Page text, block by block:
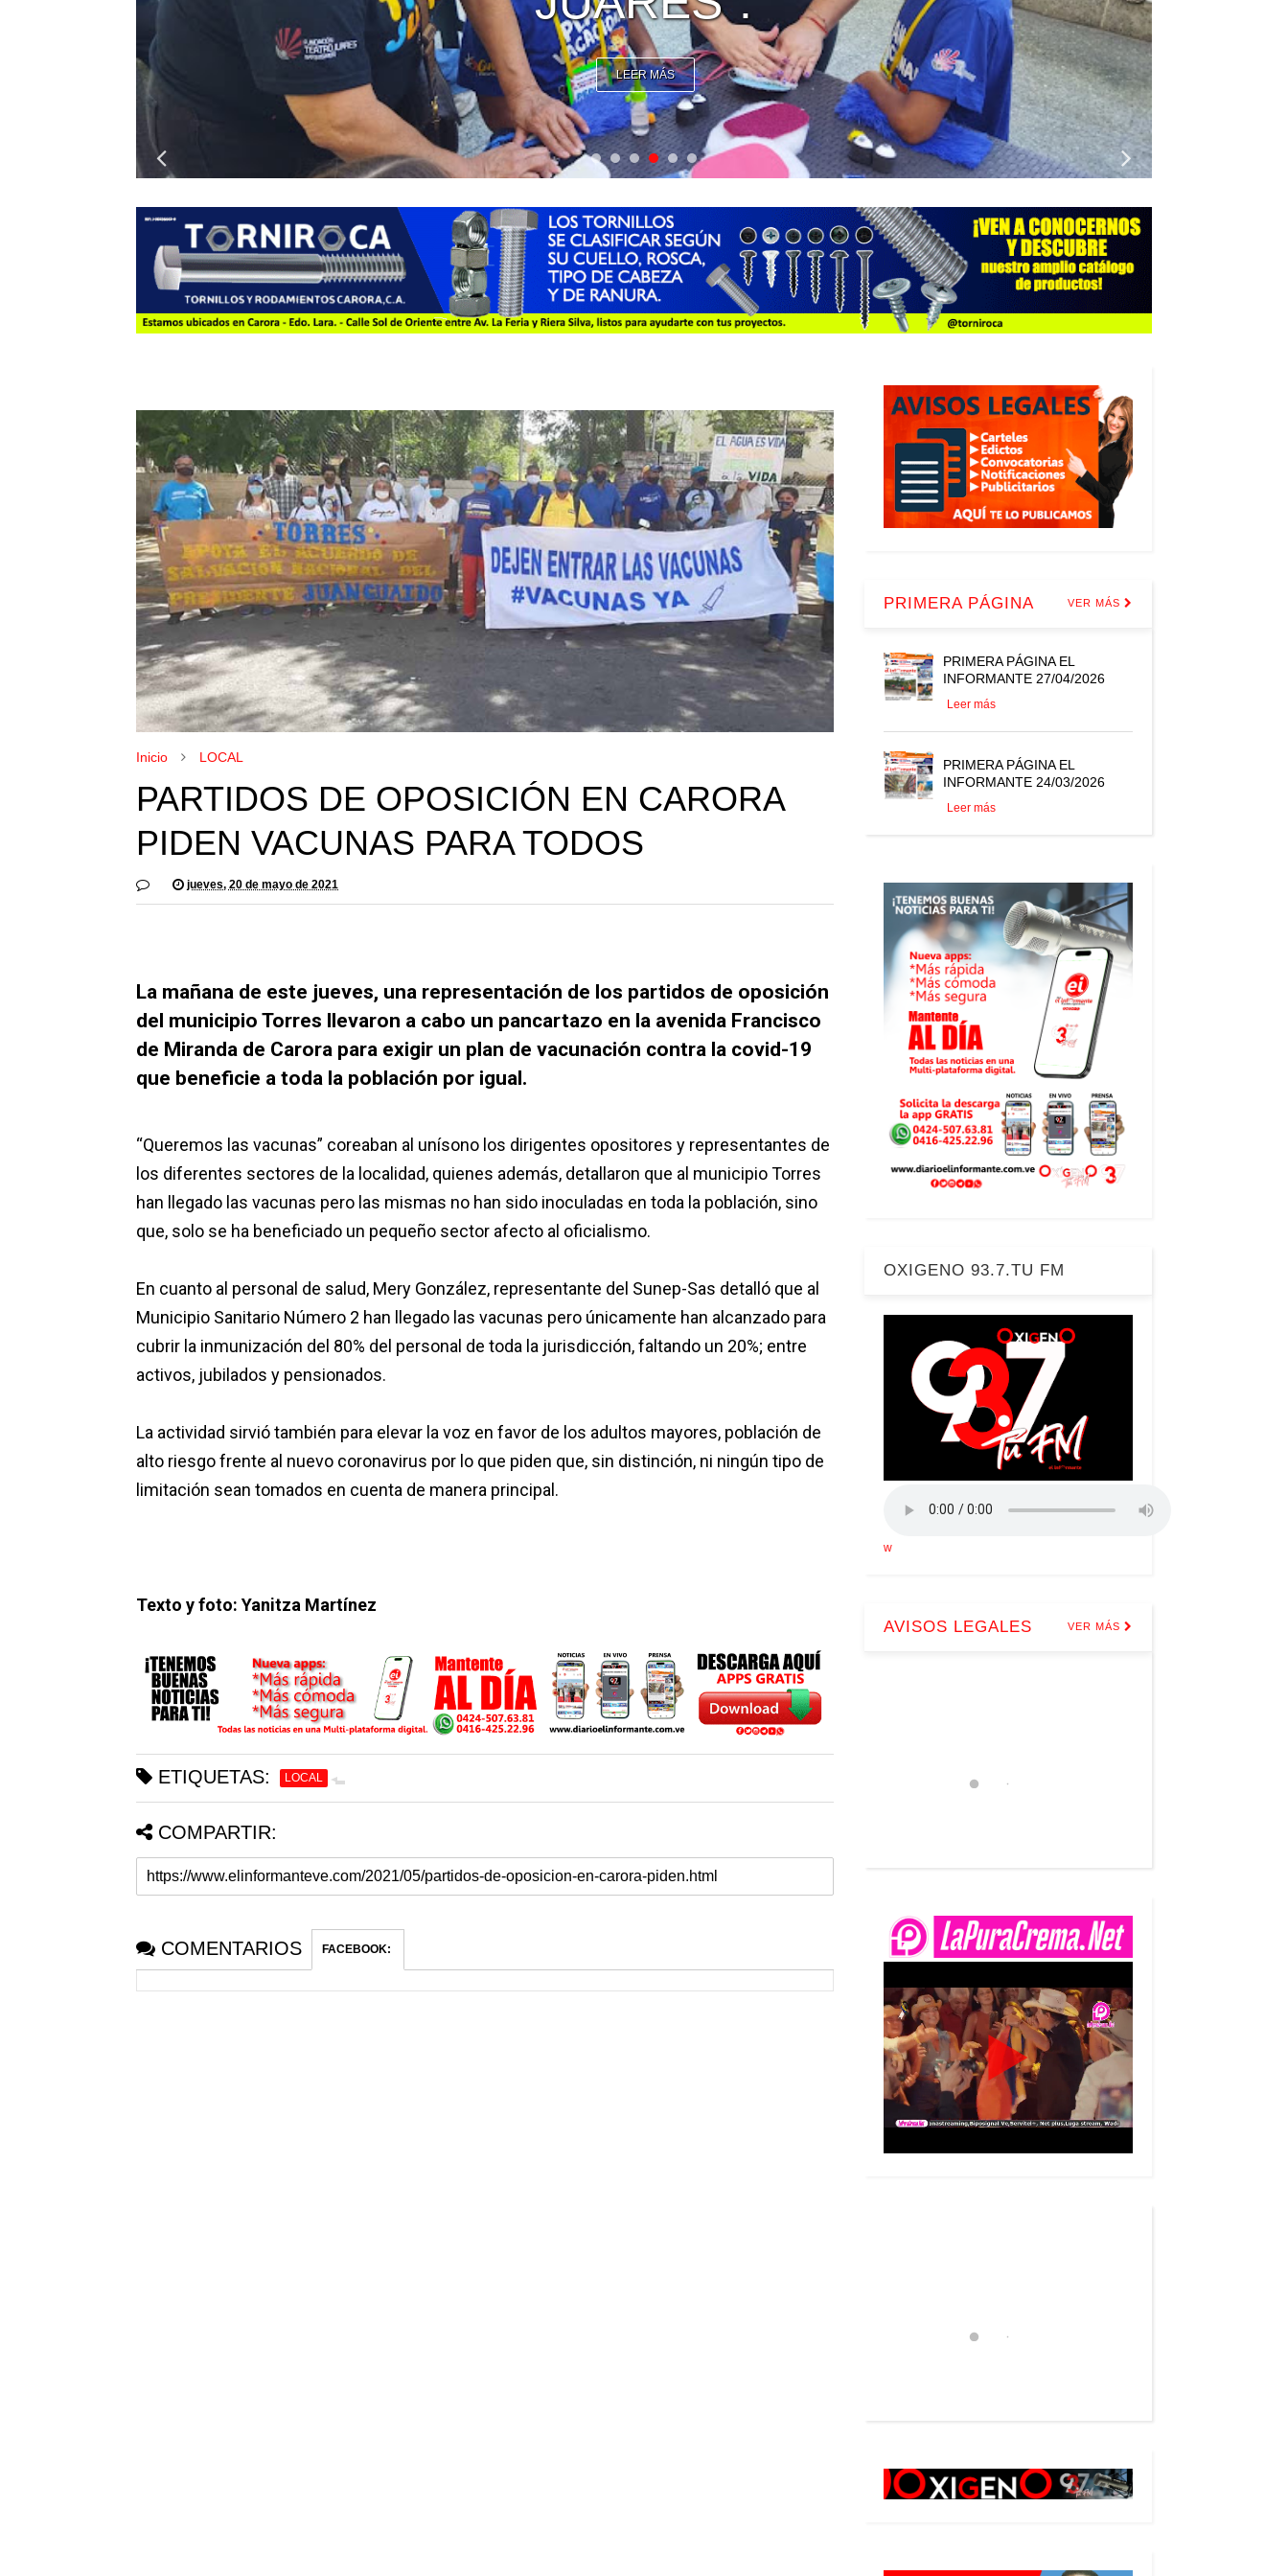
LEER MÁS
Inicio LOCAL
PARTIDOS DE OPOSICIÓN EN CARORA
PIDEN VACUNAS PARA TODOS
jueves, 20 de mayo de 2021
La mañana de este jueves, una representación de los partidos de oposición
del municipio Torres llevaron a cabo un pancartazo en la avenida Francisco
de Miranda de Carora para exigir un plan de vacunación contra la covid-19
que beneficie a toda la población por igual.
“Queremos las vacunas” coreaban al unísono los dirigentes opositores y representantes de
los diferentes sectores de la localidad, quienes además, detallaron que al municipio Torres
han llegado las vacunas pero las mismas no han sido inoculadas en toda la población, sino
que, solo se ha beneficiado un pequeño sector afecto al oficialismo.
En cuanto al personal de salud, Mery González, representante del Sunep-Sas detalló que al
Municipio Sanitario Número 2 han llegado las vacunas pero únicamente han alcanzado para
cubrir la inmunización del 80% del personal de toda la jurisdicción, faltando un 20%; entre
activos, jubilados y pensionados.
La actividad sirvió también para elevar la voz en favor de los adultos mayores, población de
alto riesgo frente al nuevo coronavirus por lo que piden que, sin distinción, ni ningún tipo de
limitación sean tomados en cuenta de manera principal.
Texto y foto: Yanitza Martínez
ETIQUETAS: LOCAL
COMPARTIR:
COMENTARIOS FACEBOOK:
PRIMERA PÁGINA VER MÁS
PRIMERA PÁGINA EL
INFORMANTE 27/04/2026
Leer más
PRIMERA PÁGINA EL
INFORMANTE 24/03/2026
Leer más
OXIGENO 93.7.TU FM
w
AVISOS LEGALES VER MÁS